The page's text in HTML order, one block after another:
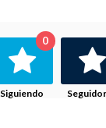
Siguiendo
0